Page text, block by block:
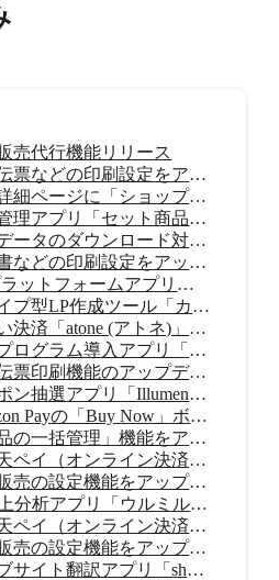
売代行機能リリース
受注伝票などの印刷設定をアップデート
受注詳細ページに「ショップ内メモ」機能を追加
在庫管理アプリ「セット商品在庫管理 byらくらく在庫」リリース
受注データのダウンロード対応範囲を拡大
領収書などの印刷設定をアップデート
ECプラットフォームアプリ「TikTok shop」リリース
スワイプ型LP作成ツール「カラーミーモーションLP」提供開始
後払い決済「atone (アトネ)」提供開始
紹介プログラム導入アプリ「Letters（レターズ）」リリース
受注伝票印刷機能のアップデート
クーポン抽選アプリ「Illumenza Coupon （イルメンザ クーポン）」リリース
Amazon Payの「Buy Now」ボタンを提供開始
「商品の一括管理」機能をアップデート
「楽天ペイ（オンライン決済）」のバージョンアップ
定期販売の設定機能をアップデート
AI売上分析アプリ「ウルミル コンシェルジュ」リリース
「楽天ペイ（オンライン決済）」申込受付再開
定期販売の設定機能をアップデート
ウェブサイト翻訳アプリ「shutto翻訳」リリース